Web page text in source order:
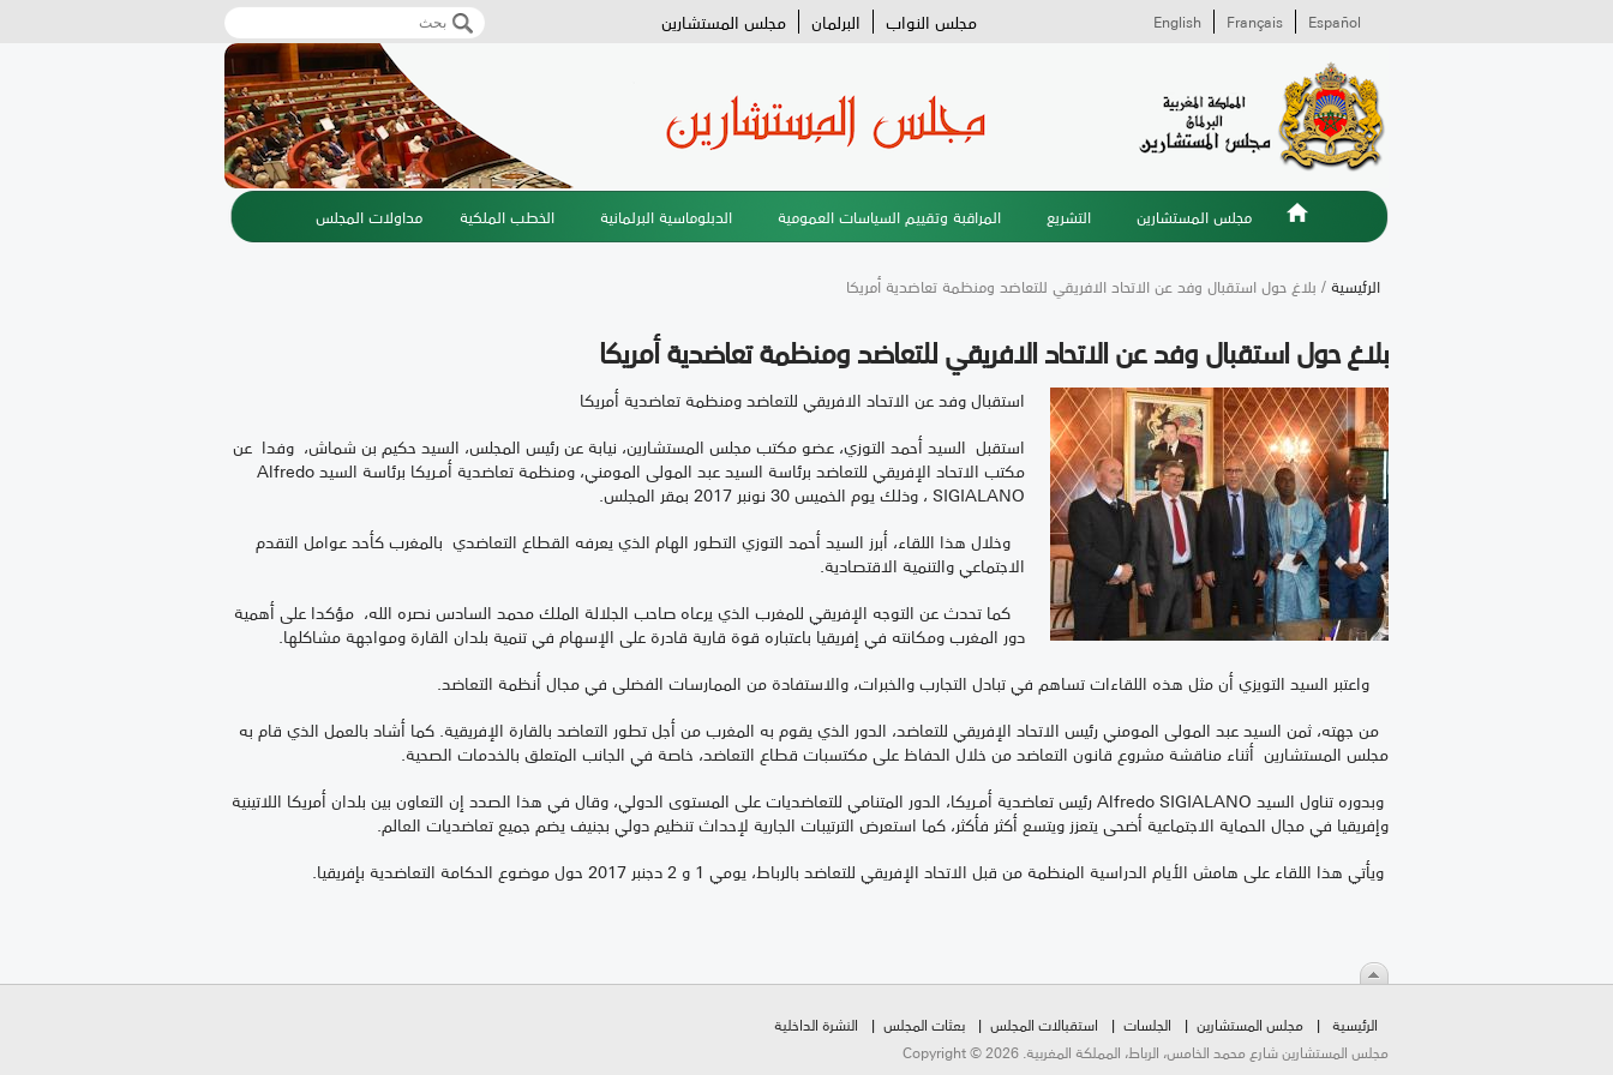
استمارة البحث
‏بحث ‏ مجلس النواب البرلمان مجلس المستشارين Español
Français
English
مجلس المستشارين التشريع المراقبة وتقييم السياسات العمومية الدبلوماسية البرلمانية الخطب الملكية مداولات المجلس
الرئيسية/ بلاغ حول استقبال وفد عن الاتحاد الافريقي للتعاضد ومنظمة تعاضدية أمريكا
بلاغ حول استقبال وفد عن الاتحاد الافريقي للتعاضد ومنظمة تعاضدية أمريكا
استقبال وفد عن الاتحاد الافريقي للتعاضد ومنظمة تعاضدية أمريكا
استقبل السيد أحمد التوزي، عضو مكتب مجلس المستشارين، نيابة عن رئيس المجلس، السيد حكيم بن شماش، وفدا عن
مكتب الاتحاد الإفريقي للتعاضد برئاسة السيد عبد المولى المومني، ومنظمة تعاضدية أمـريكا برئاسة السيد Alfredo
SIGIALANO ، وذلك يوم الخميس 30 نونبر 2017 بمقر المجلس.
وخلال هذا اللقاء، أبرز السيد أحمد التوزي التطور الهام الذي يعرفه القطاع التعاضدي بالمغرب كأحد عوامل التقدم
الاجتماعي والتنمية الاقتصادية.
كما تحدث عن التوجه الإفريقي للمغرب الذي يرعاه صاحب الجلالة الملك محمد السادس نصره الله، مؤكدا على أهمية
دور المغرب ومكانته في إفريقيا باعتباره قوة قارية قادرة على الإسهام في تنمية بلدان القارة ومواجهة مشاكلها.
واعتبر السيد التويزي أن مثل هذه اللقاءات تساهم في تبادل التجارب والخبرات، والاستفادة من الممارسات الفضلى في مجال أنظمة التعاضد.
من جهته، ثمن السيد عبد المولى المومني رئيس الاتحاد الإفريقي للتعاضد، الدور الذي يقوم به المغرب من أجل تطور التعاضد بالقارة الإفريقية. كما أشاد بالعمل الذي قام به
مجلس المستشارين أثناء مناقشة مشروع قانون التعاضد من خلال الحفاظ على مكتسبات قطاع التعاضد، خاصة في الجانب المتعلق بالخدمات الصحية.
وبدوره تناول السيد Alfredo SIGIALANO رئيس تعاضدية أمـريكا، الدور المتنامي للتعاضديات على المستوى الدولي، وقال في هذا الصدد إن التعاون بين بلدان أمريكا اللاتينية
وإفريقيا في مجال الحماية الاجتماعية أضحى يتعزز ويتسع أكثر فأكثر، كما استعرض الترتيبات الجارية لإحداث تنظيم دولي بجنيف يضم جميع تعاضديات العالم.
ويأتي هذا اللقاء على هامش الأيام الدراسية المنظمة من قبل الاتحاد الإفريقي للتعاضد بالرباط، يومي 1 و 2 دجنبر 2017 حول موضوع الحكامة التعاضدية بإفريقيا.
الرئيسية مجلس المستشارين الجلسات استقبالات المجلس بعثات المجلس
النشرة الداخلية
مجلس المستشارين شارع محمد الخامس، الرباط، المملكة المغربية. Copyright © 2026